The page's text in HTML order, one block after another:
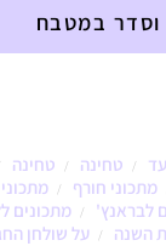
וסדר במטבח
/ טחינה / טחינה
מתכוני חורף /
לבראנץ' / מתכונים
השנה / על שולחן